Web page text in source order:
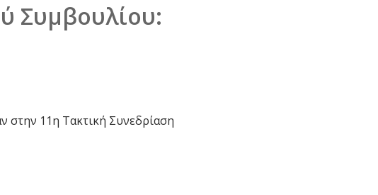
Συμβουλίου:
στην 11η Τακτική Συνεδρίαση